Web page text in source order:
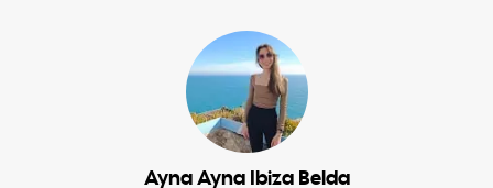
Ayna Ayna Ibiza Belda